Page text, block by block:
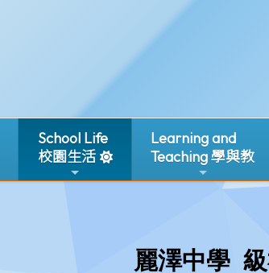
School Life
校園生活
Learning and
Teaching 學與教